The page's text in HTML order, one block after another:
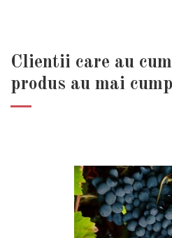
Clientii care au
produs au mai